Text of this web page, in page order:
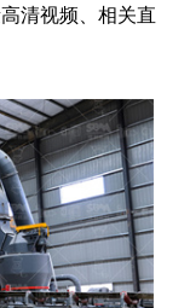
清视频、相关直